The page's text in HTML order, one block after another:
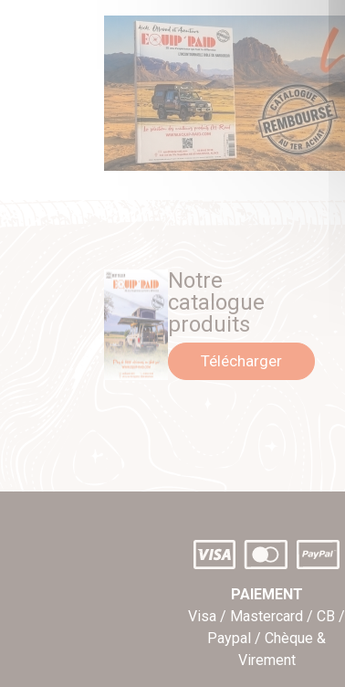
Notre
catalogue
produits
Télécharger
PAIEMENT
Visa / Mastercard / CB /
Paypal / Chèque &
Virement